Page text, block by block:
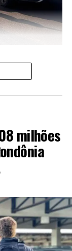
milhões